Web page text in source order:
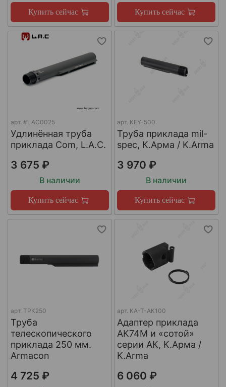
Купить сейчас Купить сейчас
арт. #LAC0025
Удлинённая труба
приклада Com, L.A.C.
3 675 ₽
В наличии
Купить сейчас
арт. KEY-500
Труба приклада mil-
spec, К.Арма / K.Arma
3 970 ₽
В наличии
Купить сейчас
арт. ТРК250
Труба
телескопического
приклада 250 мм.
Armacon
4 725 ₽
арт. КА-Т-АК100
Адаптер приклада
АК74М и «сотой»
серии АК, К.Арма /
K.Arma
6 060 ₽